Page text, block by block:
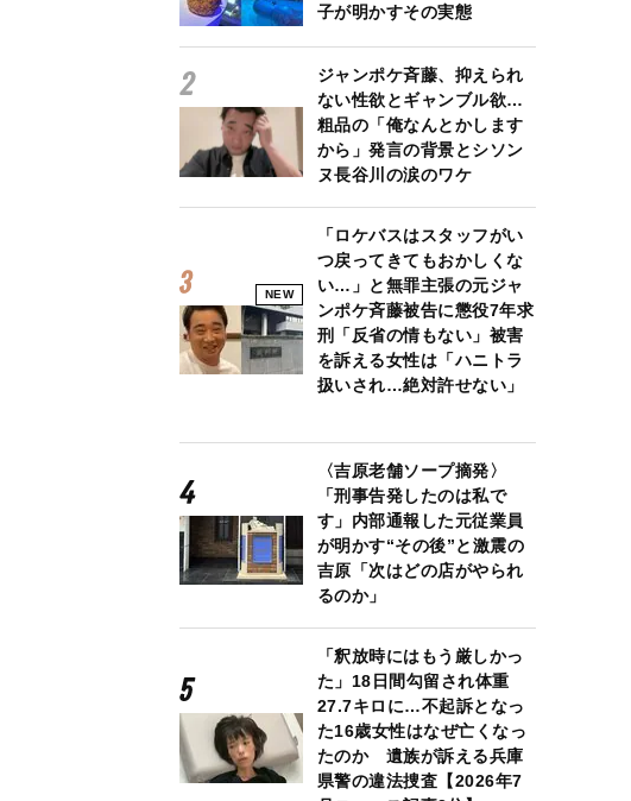
子が明かすその実態
ジャンポケ斉藤、抑えられ
ない性欲とギャンブル欲…
粗品の「俺なんとかします
から」発言の背景とシソン
ヌ長谷川の涙のワケ
NEW
「ロケバスはスタッフがい
つ戻ってきてもおかしくな
い…」と無罪主張の元ジャ
ンポケ斉藤被告に懲役7年求
刑「反省の情もない」被害
を訴える女性は「ハニトラ
扱いされ…絶対許せない」
〈吉原老舗ソープ摘発〉
「刑事告発したのは私で
す」内部通報した元従業員
が明かす“その後”と激震の
吉原「次はどの店がやられ
るのか」
「釈放時にはもう厳しかっ
た」18日間勾留され体重
27.7キロに…不起訴となっ
た16歳女性はなぜ亡くなっ
たのか 遺族が訴える兵庫
県警の違法捜査【2026年7